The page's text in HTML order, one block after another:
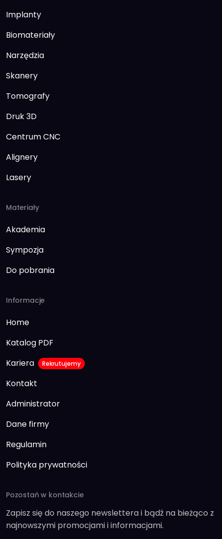
Implanty
Biomateriały
Narzędzia
Skanery
Tomografy
Druk 3D
Centrum CNC
Alignery
Lasery
Materiały
Akademia
Sympozja
Do pobrania
Informacje
Home
Katalog PDF
Kariera
Rekrutujemy
Kontakt
Administrator
Dane firmy
Regulamin
Polityka prywatności
Pozostań w kontakcie
Zapisz się do naszego newslettera i bądź na bieżąco z
najnowszymi promocjami i informacjami.